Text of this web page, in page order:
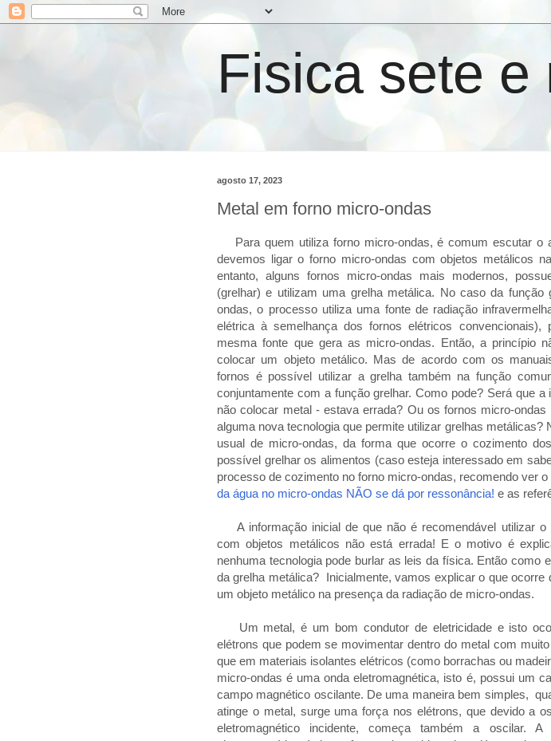
Fisica sete e
agosto 17, 2023
Metal em forno micro-ondas
Para quem utiliza forno micro-ondas, é comum escutar o
devemos ligar o forno micro-ondas com objetos metálicos
entanto, alguns fornos micro-ondas mais modernos,
(grelhar) e utilizam uma grelha metálica. No caso da função
ondas, o processo utiliza uma fonte de radiação
elétrica à semelhança dos fornos elétricos
mesma fonte que gera as micro-ondas. Então, a princípio
colocar um objeto metálico. Mas de acordo com os
fornos é possível utilizar a grelha também na função
conjuntamente com a função grelhar. Como pode? Será que a
não colocar metal - estava errada? Ou os fornos micro-ondas
alguma nova tecnologia que permite utilizar grelhas metálicas?
usual de micro-ondas, da forma que ocorre o cozimento
possível grelhar os alimentos (caso esteja interessado em
processo de cozimento no forno micro-ondas, recomendo ver o
da água no micro-ondas NÃO se dá por ressonância! e as
A informação inicial de que não é recomendável utilizar o
com objetos metálicos não está errada! E o motivo é
nenhuma tecnologia pode burlar as leis da física. Então como
da grelha metálica? Inicialmente, vamos explicar o que ocorre
um objeto metálico na presença da radiação de micro-ondas.
Um metal, é um bom condutor de eletricidade e isto
elétrons que podem se movimentar dentro do metal com
que em materiais isolantes elétricos (como borrachas ou
micro-ondas é uma onda eletromagnética, isto é, possui um
campo magnético oscilante. De uma maneira bem simples,
atinge o metal, surge uma força nos elétrons, que devido a
eletromagnético incidente, começa também a oscilar.